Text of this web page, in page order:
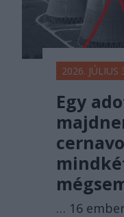
2026. JÚLIUS
Egy
… 16